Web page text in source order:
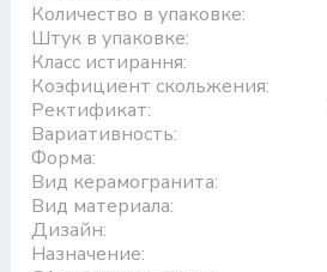
Количество в упаковке:
Штук в упаковке:
Класс истирання:
Коэфициент скольжения:
Ректификат:
Вариативность:
Форма:
Вид керамогранита:
Вид материала:
Дизайн:
Назначение: